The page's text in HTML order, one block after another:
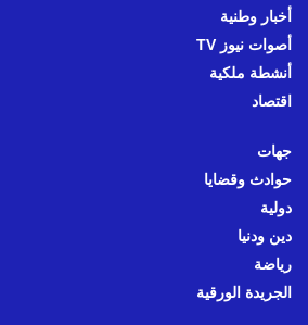
أخبار وطنية
أصوات نيوز TV
أنشطة ملكية
اقتصاد
جهات
حوادث وقضايا
دولية
دين ودنيا
رياضة
الجريدة الورقية